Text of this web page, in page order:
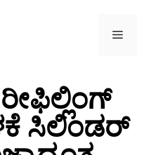
ಸಿಲಿಂಡರ್